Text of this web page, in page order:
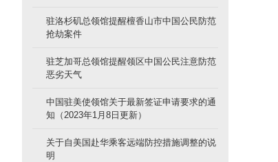
驻洛杉矶总领馆提醒檀香山市中国公民防范
抢劫案件
驻芝加哥总领馆提醒领区中国公民注意防范
恶劣天气
中国驻美使领馆关于最新签证申请要求的通
知（2023年1月8日更新）
关于自美国赴华乘客远端防控措施调整的说
明